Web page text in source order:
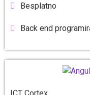
Besplatno
Back end
ICT Cortex